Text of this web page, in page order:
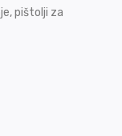
pištolji za